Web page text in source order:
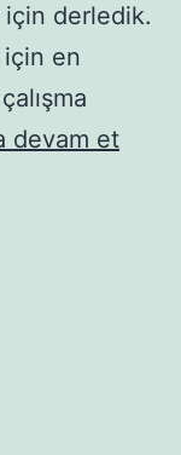
için derledik.
için en
devam et